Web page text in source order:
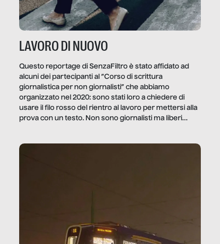
LAVORO DI NUOVO
Questo reportage di SenzaFiltro è stato affidato ad
alcuni dei partecipanti al “Corso di scrittura
giornalistica per non giornalisti” che abbiamo
organizzato nel 2020: sono stati loro a chiedere di
usare il filo rosso del rientro al lavoro per mettersi alla
prova con un testo. Non sono giornalisti ma liberi